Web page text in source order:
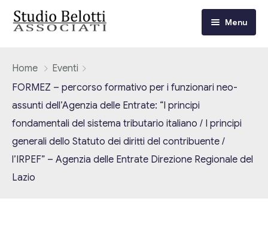
Menu
I nostri servizi
Consulenza Fiscale e Tributaria
Adempimenti Dichiarativi e Fiscali
Circolari
Circolari Flash
Eventi
Home
Eventi
FORMEZ – percorso formativo per i funzionari neo-
assunti dell’Agenzia delle Entrate: “I principi
fondamentali del sistema tributario italiano / I principi
generali dello Statuto dei diritti del contribuente /
l’IRPEF” – Agenzia delle Entrate Direzione Regionale del
Lazio